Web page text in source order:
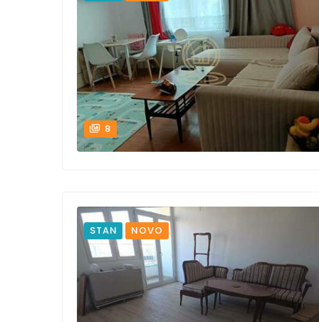
8
STAN NOVO